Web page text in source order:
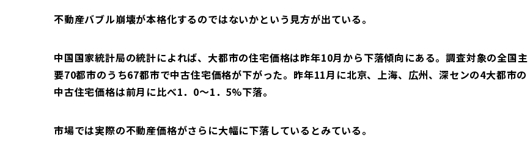
不動産バブル崩壊が本格化するのではないかという見方が出ている。
中国国家統計局の統計によれば、大都市の住宅価格は昨年10月から下落傾向にある。調査対象の全国主
要70都市のうち67都市で中古住宅価格が下がった。昨年11月に北京、上海、広州、深センの4大都市の
中古住宅価格は前月に比べ1．0～1．5%下落。
市場では実際の不動産価格がさらに大幅に下落しているとみている。